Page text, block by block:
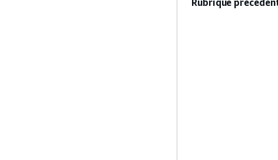
Rubrique